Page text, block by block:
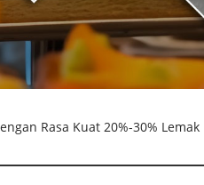
Rasa Kuat 20%-30% Lemak